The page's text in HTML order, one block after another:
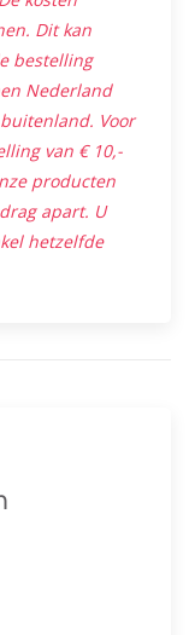
Dit kan
bestelling
Nederland
Voor
van € 10,-
producten
apart. U
hetzelfde